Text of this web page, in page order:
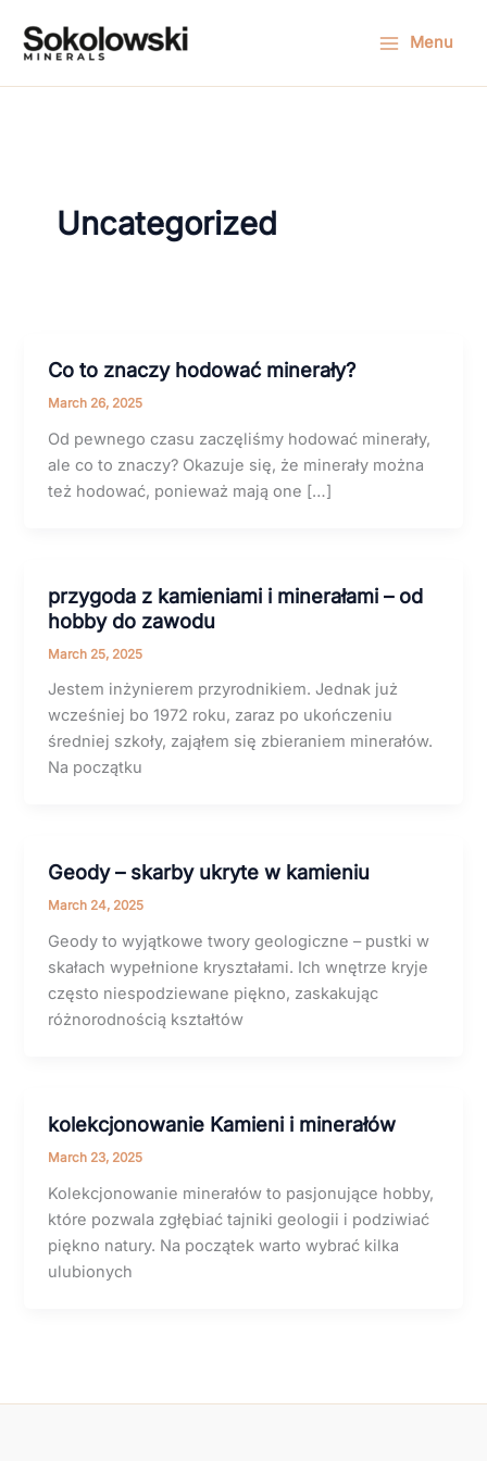
content
Menu
Uncategorized
Co to znaczy hodować minerały?
March 26, 2025
Od pewnego czasu zaczęliśmy hodować minerały,
ale co to znaczy? Okazuje się, że minerały można
też hodować, ponieważ mają one […]
przygoda z kamieniami i minerałami – od
hobby do zawodu
March 25, 2025
Jestem inżynierem przyrodnikiem. Jednak już
wcześniej bo 1972 roku, zaraz po ukończeniu
średniej szkoły, zająłem się zbieraniem minerałów.
Na początku
Geody – skarby ukryte w kamieniu
March 24, 2025
Geody to wyjątkowe twory geologiczne – pustki w
skałach wypełnione kryształami. Ich wnętrze kryje
często niespodziewane piękno, zaskakując
różnorodnością kształtów
kolekcjonowanie Kamieni i minerałów
March 23, 2025
Kolekcjonowanie minerałów to pasjonujące hobby,
które pozwala zgłębiać tajniki geologii i podziwiać
piękno natury. Na początek warto wybrać kilka
ulubionych